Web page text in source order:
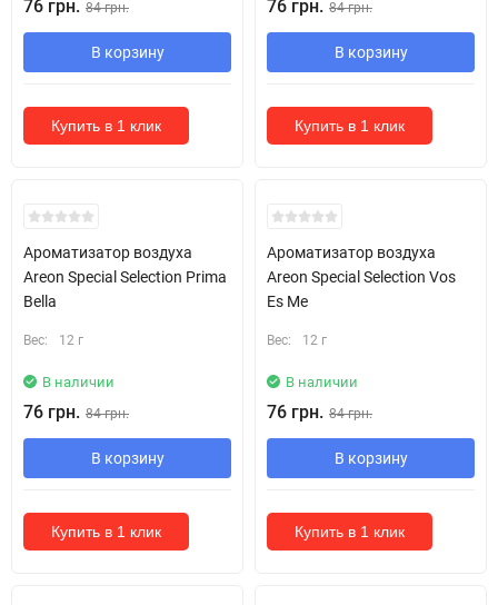
76 грн. 84 грн.
В корзину
Купить в 1 клик
76 грн. 84 грн.
В корзину
Купить в 1 клик
Ароматизатор воздуха
Areon Special Selection Prima
Bella
Вес: 12 г
В наличии
76 грн. 84 грн.
В корзину
Купить в 1 клик
Ароматизатор воздуха
Areon Special Selection Vos
Es Me
Вес: 12 г
В наличии
76 грн. 84 грн.
В корзину
Купить в 1 клик